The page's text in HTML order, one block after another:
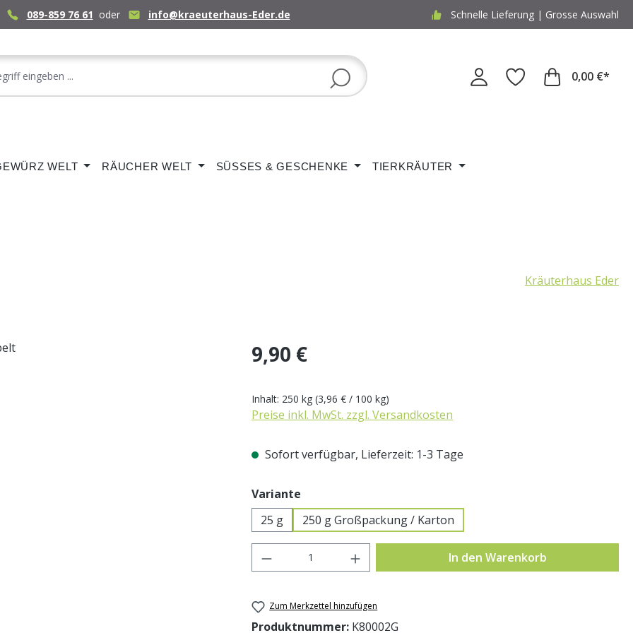
089-859 76 61 oder info@kraeuterhaus-Eder.de Schnelle Lieferung | Grosse Auswahl
0,00 €*
WELT RÄUCHER WELT SÜSSES & GESCHENKE TIERKRÄUTER
Kräuterhaus Eder
Regulärer Preis:
9,90 €
Inhalt: 250 kg (3,96 € / 100 kg)
Preise inkl. MwSt. zzgl. Versandkosten
Sofort verfügbar, Lieferzeit: 1-3 Tage
Variante
25 g
250 g Großpackung / Karton
Produkt Anzahl: Gib den gewünschten Wert
In den Warenkorb
Zum Merkzettel hinzufügen
Produktnummer: K80002G